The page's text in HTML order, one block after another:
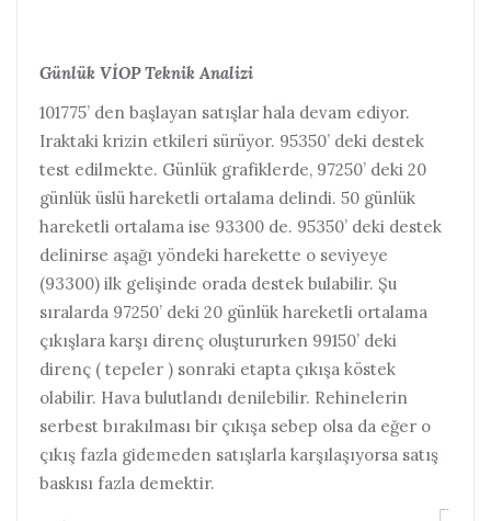
Günlük VİOP Teknik Analizi
101775’ den başlayan satışlar hala devam ediyor.
Iraktaki krizin etkileri sürüyor. 95350’ deki destek
test edilmekte. Günlük grafiklerde, 97250’ deki 20
günlük üslü hareketli ortalama delindi. 50 günlük
hareketli ortalama ise 93300 de. 95350’ deki destek
delinirse aşağı yöndeki harekette o seviyeye
(93300) ilk gelişinde orada destek bulabilir. Şu
sıralarda 97250’ deki 20 günlük hareketli ortalama
çıkışlara karşı direnç oluştururken 99150’ deki
direnç ( tepeler ) sonraki etapta çıkışa köstek
olabilir. Hava bulutlandı denilebilir. Rehinelerin
serbest bırakılması bir çıkışa sebep olsa da eğer o
çıkış fazla gidemeden satışlarla karşılaşıyorsa satış
baskısı fazla demektir.